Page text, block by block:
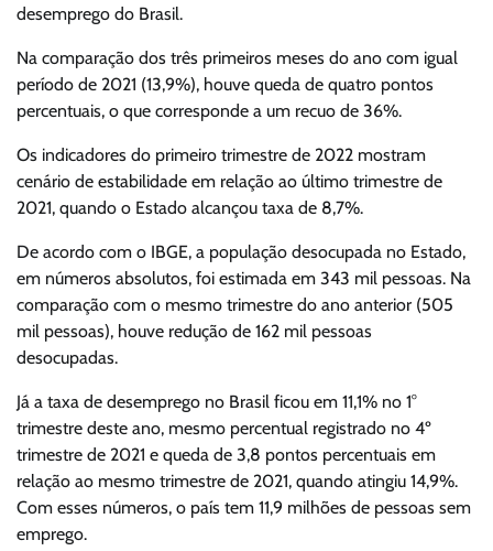
desemprego do Brasil.
Na comparação dos três primeiros meses do ano com igual
período de 2021 (13,9%), houve queda de quatro pontos
percentuais, o que corresponde a um recuo de 36%.
Os indicadores do primeiro trimestre de 2022 mostram
cenário de estabilidade em relação ao último trimestre de
2021, quando o Estado alcançou taxa de 8,7%.
De acordo com o IBGE, a população desocupada no Estado,
em números absolutos, foi estimada em 343 mil pessoas. Na
comparação com o mesmo trimestre do ano anterior (505
mil pessoas), houve redução de 162 mil pessoas
desocupadas.
Já a taxa de desemprego no Brasil ficou em 11,1% no 1°
trimestre deste ano, mesmo percentual registrado no 4º
trimestre de 2021 e queda de 3,8 pontos percentuais em
relação ao mesmo trimestre de 2021, quando atingiu 14,9%.
Com esses números, o país tem 11,9 milhões de pessoas sem
emprego.